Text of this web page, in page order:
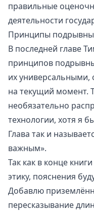
правильные
деятельности
Принципы
В последней главе
принципов
их универсальными,
на текущий момент.
необязательно
технологии, хотя я
Глава так и
важным».
Так как в конце
этику, пояснения
Добавлю
пересказывание